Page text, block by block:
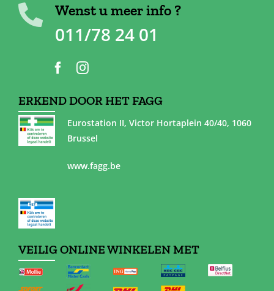
Wenst u meer info ?
011/78 24 01
ERKEND DOOR HET FAGG
Eurostation II, Victor Hortaplein 40/40, 1060
Brussel
www.fagg.be
VEILIG ONLINE WINKELEN MET